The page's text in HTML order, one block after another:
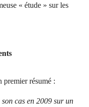
« étude » sur les
premier résumé :
cas en 2009 sur un